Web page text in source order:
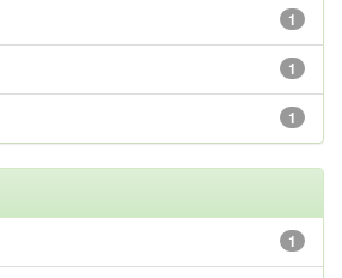
1
1
1
1